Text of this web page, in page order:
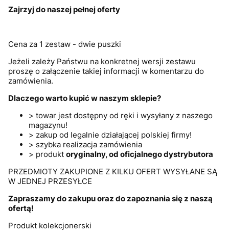
Zajrzyj do naszej pełnej oferty
Cena za 1 zestaw - dwie puszki
Jeżeli zależy Państwu na konkretnej wersji zestawu
proszę o załączenie takiej informacji w komentarzu do
zamówienia.
Dlaczego warto kupić w naszym sklepie?
> towar jest dostępny od ręki i wysyłany z naszego
magazynu!
> zakup od legalnie działającej polskiej firmy!
> szybka realizacja zamówienia
> produkt oryginalny, od oficjalnego dystrybutora
PRZEDMIOTY ZAKUPIONE Z KILKU OFERT WYSYŁANE SĄ
W JEDNEJ PRZESYŁCE
Zapraszamy do zakupu oraz do zapoznania się z naszą
ofertą!
Produkt kolekcjonerski